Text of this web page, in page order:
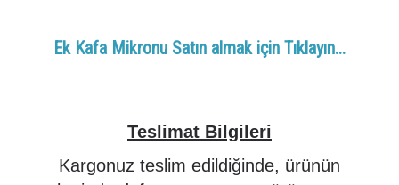
Ek Kafa Mikronu Satın almak için Tıklayın...
Teslimat Bilgileri
Kargonuz teslim edildiğinde, ürünün